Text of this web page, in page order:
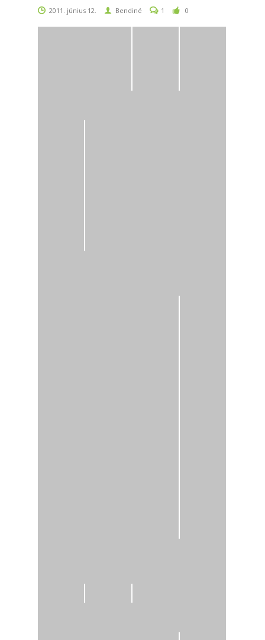
2011. június 12. Bendiné 1 0